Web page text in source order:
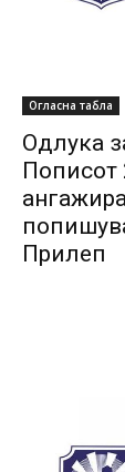
Огласна табла
Одлука
Пописот
Прилеп